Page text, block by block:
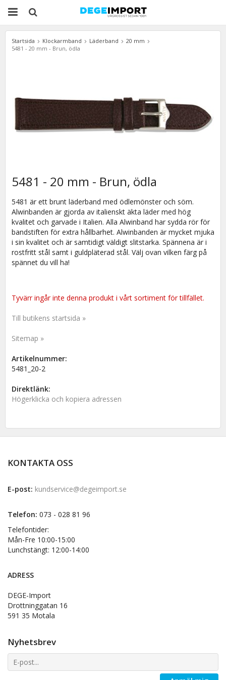
Startsida Klockarmband Läderband
20 mm
5481 - 20 mm - Brun, ödla
5481 - 20 mm - Brun, ödla
5481 är ett brunt läderband med ödlemönster och söm.
Alwinbanden är gjorda av italienskt äkta läder med hög
kvalitet och garvade i Italien. Alla Alwinband har sydda rör för
bandstiften för extra hållbarhet. Alwinbanden är mycket mjuka
i sin kvalitet och är samtidigt väldigt slitstarka. Spännena är i
rostfritt stål samt i guldpläterad stål. Välj ovan vilken färg på
spännet du vill ha!
Tyvärr ingår inte denna produkt i vårt sortiment för tillfället.
Till butikens startsida »
Sitemap »
Artikelnummer:
5481_20-2
Direktlänk:
Högerklicka och kopiera adressen
KONTAKTA OSS
E-post: kundservice@degeimport.se
Telefon: 073 - 028 81 96
Telefontider:
Mån-Fre 10:00-15:00
Lunchstängt: 12:00-14:00
ADRESS
DEGE-Import
Drottninggatan 16
591 35 Motala
Nyhetsbrev